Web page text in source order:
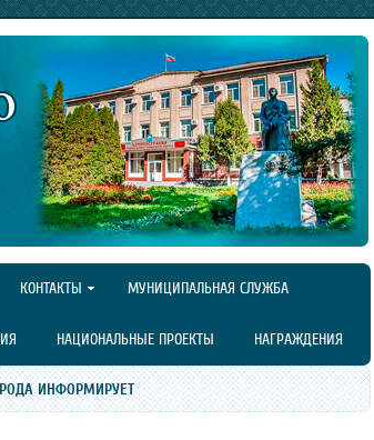
КОНТАКТЫ МУНИЦИПАЛЬНАЯ СЛУЖБА
НАЦИОНАЛЬНЫЕ ПРОЕКТЫ НАГРАЖДЕНИЯ
ИНФОРМИРУЕТ